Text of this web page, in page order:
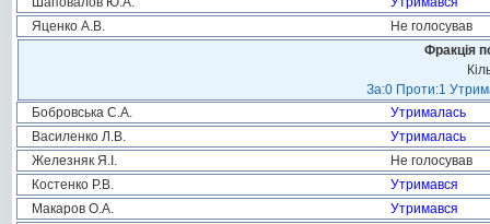
Яценко А.В.
Не голосував
Фракція
За:0 Проти:1
Бобровська С.А.
Утрималась
Василенко Л.В.
Утрималась
Железняк Я.І.
Не голосував
Костенко Р.В.
Утримався
Макаров О.А.
Утримався